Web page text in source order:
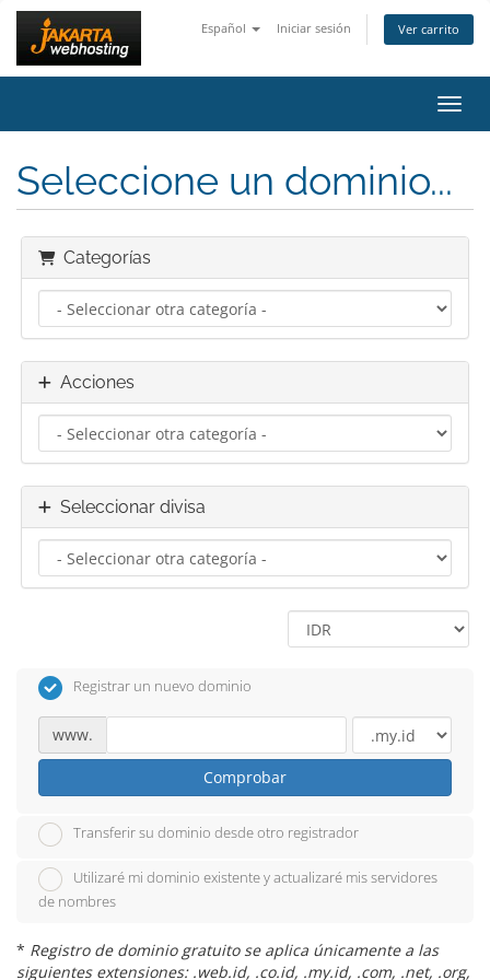
Español Iniciar sesión Ver carrito
Seleccione un dominio...
Categorías
Acciones
Seleccionar divisa
Registrar un nuevo dominio
www.
Comprobar
Transferir su dominio desde otro registrador
Utilizaré mi dominio existente y actualizaré mis servidores
de nombres
* Registro de dominio gratuito se aplica únicamente a las
siguientes extensiones: .web.id, .co.id, .my.id, .com, .net, .org,